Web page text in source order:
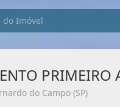
do Imóvel
PRIMEIRO
do Campo (SP)